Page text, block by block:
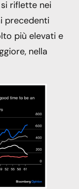
riflette nei
precedenti
più elevati e
nella